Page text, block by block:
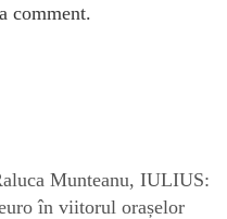
comment.
Munteanu, IULIUS:
în viitorul orașelor